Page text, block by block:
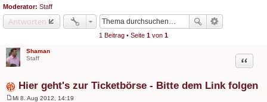
Moderator: Staff
Antworten
1 Beitrag • Seite 1 von 1
Shaman
Staff
Hier geht's zur Ticketbörse - Bitte dem Link folgen
Zitat
Mi 8. Aug 2012, 14:19